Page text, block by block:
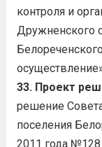
контроля и
Дружненского
33. Проект
решение
поселения
2011 года №128